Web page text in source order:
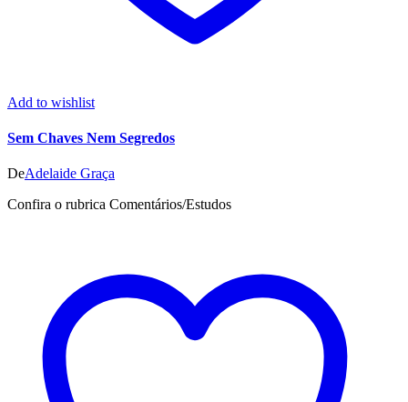
Add to wishlist
Sem Chaves Nem Segredos
DeAdelaide Graça
Confira o rubrica Comentários/Estudos